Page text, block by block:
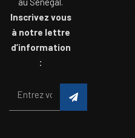
Inscrivez vous
à notre lettre
d’information
: